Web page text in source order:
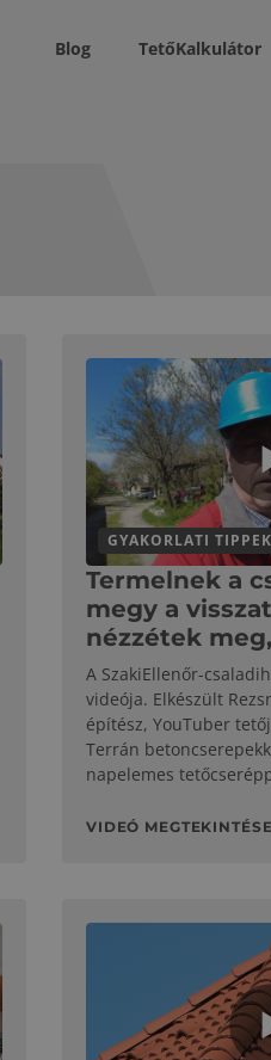
Blog TetőKalkulátor
GYAKORLATI TIPPEK
Termelnek a
megy a
nézzétek
A SzakiEllenőr-
videója. Elkészült
építész, YouTuber
Terrán
napelemes
VIDEÓ MEGTEKINTÉSE